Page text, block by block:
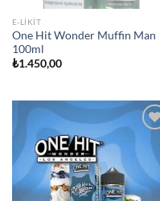
E-LIKIT
One Hit Wonder Muffin Man
100ml
₺1.450,00
wishlist